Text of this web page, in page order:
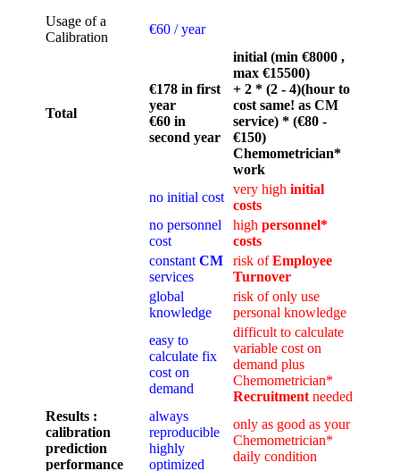
Usage of a
Calibration
€60 / year
Total
€178 in first
year
€60 in
second year
initial (min €8000 ,
max €15500)
+ 2 * (2 - 4)(hour to
cost same! as CM
service) * (€80 -
€150)
Chemometrician*
work
no initial cost
very high initial
costs
no personnel
cost
high personnel*
costs
constant CM
services
risk ofEmployee
Turnover
global
knowledge
risk of only use
personal knowledge
easy to
calculate fix
cost on
demand
difficult to calculate
variable cost on
demand plus
Chemometrician*
Recruitment needed
Results :
calibration
prediction
performance
always
reproducible
highly
optimized
only as good as your
Chemometrician*
daily condition